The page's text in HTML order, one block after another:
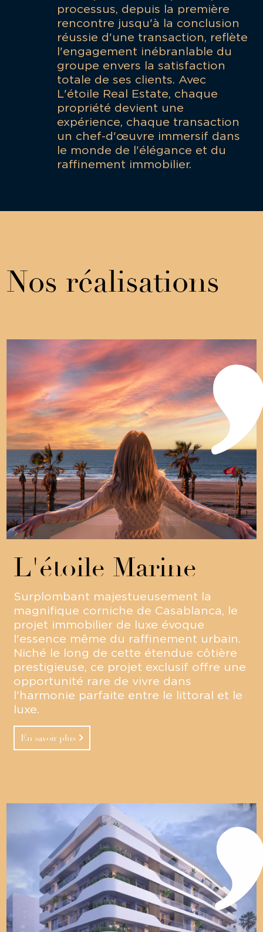
processus, depuis la première
rencontre jusqu'à la conclusion
réussie d'une transaction, reflète
l'engagement inébranlable du
groupe envers la satisfaction
totale de ses clients. Avec
L'étoile Real Estate, chaque
propriété devient une
expérience, chaque transaction
un chef-d'œuvre immersif dans
le monde de l'élégance et du
raffinement immobilier.
Nos réalisations
L'étoile Marine
Surplombant majestueusement la
magnifique corniche de Casablanca, le
projet immobilier de luxe évoque
l'essence même du raffinement urbain.
Niché le long de cette étendue côtière
prestigieuse, ce projet exclusif offre une
opportunité rare de vivre dans
l'harmonie parfaite entre le littoral et le
luxe.
En savoir plus